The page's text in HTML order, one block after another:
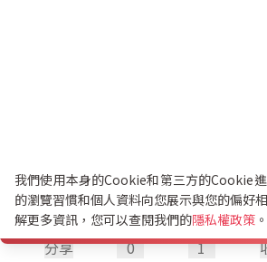
分享 0 1
我們使用本身的Cookie和第三方的Cookie
的瀏覽習慣和個人資料向您展示與您的偏好
解更多資訊，您可以查閱我們的隱私權政策 。